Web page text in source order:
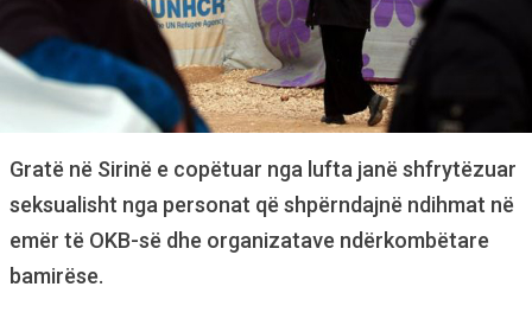
Gratë në Sirinë e copëtuar nga lufta janë shfrytëzuar
seksualisht nga personat që shpërndajnë ndihmat në
emër të OKB-së dhe organizatave ndërkombëtare
bamirëse.